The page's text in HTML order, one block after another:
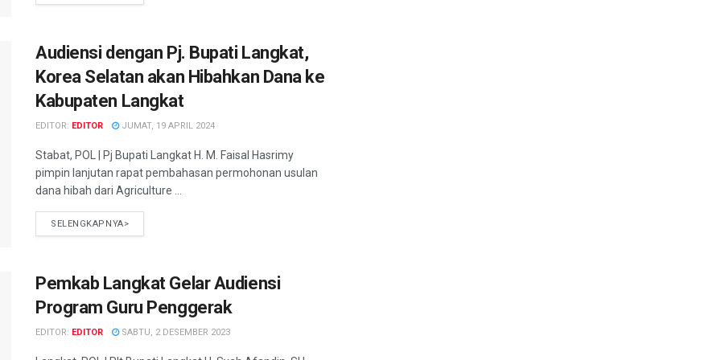
Audiensi dengan Pj. Bupati Langkat,
Korea Selatan akan Hibahkan Dana ke
Kabupaten Langkat
EDITOR: EDITOR JUMAT, 19 APRIL 2024
Stabat, POL | Pj Bupati Langkat H. M. Faisal Hasrimy
pimpin lanjutan rapat pembahasan permohonan usulan
dana hibah dari Agriculture ...
SELENGKAPNYA>
Pemkab Langkat Gelar Audiensi
Program Guru Penggerak
EDITOR: EDITOR SABTU, 2 DESEMBER 2023